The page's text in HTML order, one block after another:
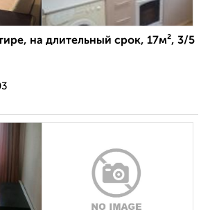
на длительный срок, 17м², 3/5